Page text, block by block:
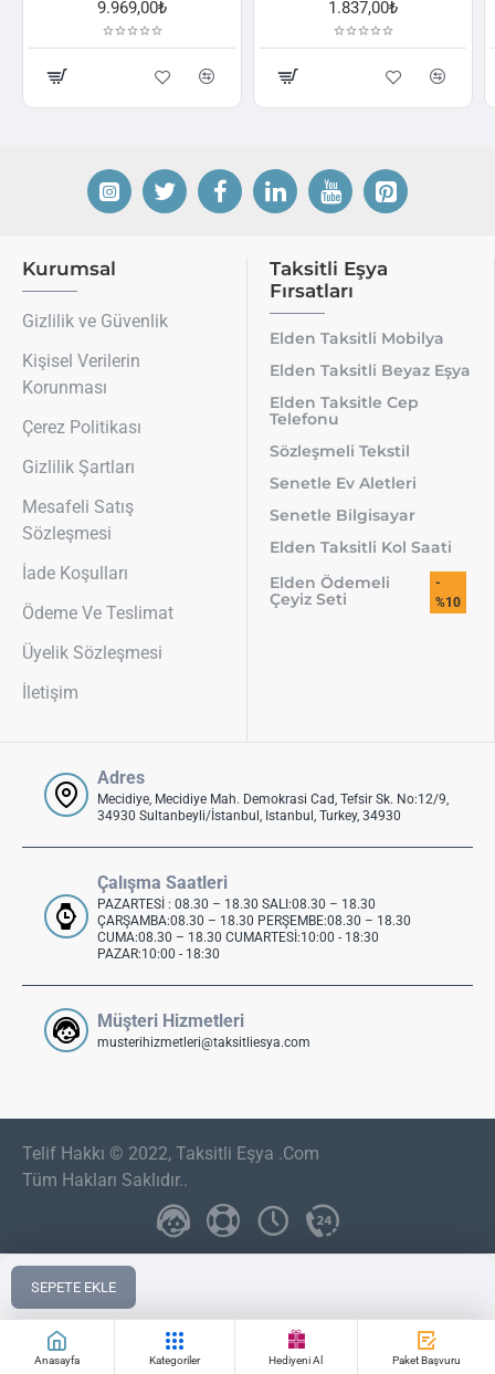
Anasayfa Kategoriler Hediyeni Al Paket Başvuru
SEPETE EKLE
Kurumsal
Gizlilik ve Güvenlik
Kişisel Verilerin
Korunması
Çerez Politikası
Gizlilik Şartları
Mesafeli Satış
Sözleşmesi
İade Koşulları
Ödeme Ve Teslimat
Üyelik Sözleşmesi
İletişim
Taksitli Eşya
Fırsatları
Elden Taksitli Mobilya
Elden Taksitli Beyaz Eşya
Elden Taksitle Cep
Telefonu
Sözleşmeli Tekstil
Senetle Ev Aletleri
Senetle Bilgisayar
Elden Taksitli Kol Saati
Elden Ödemeli
Çeyiz Seti
-
%10
Adres
Mecidiye, Mecidiye Mah. Demokrasi Cad, Tefsir Sk. No:12/9,
34930 Sultanbeyli/İstanbul, Istanbul, Turkey, 34930
Çalışma Saatleri
PAZARTESİ : 08.30 – 18.30 SALI:08.30 – 18.30
ÇARŞAMBA:08.30 – 18.30 PERŞEMBE:08.30 – 18.30
CUMA:08.30 – 18.30 CUMARTESİ:10:00 - 18:30
PAZAR:10:00 - 18:30
Müşteri Hizmetleri
musterihizmetleri@taksitliesya.com
Telif Hakkı © 2022, Taksitli Eşya .Com
Tüm Hakları Saklıdır..